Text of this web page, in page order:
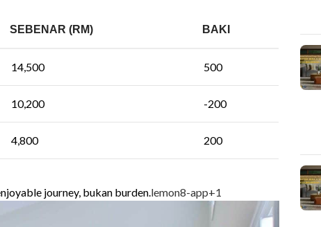
SEBENAR (RM) BAKI
14,500 500
10,200 -200
4,800 200
journey, bukan burden.lemon8-app+1